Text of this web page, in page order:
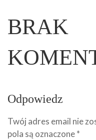
BRAK
Odpowiedz
Twój adres email nie
pola są oznaczone*